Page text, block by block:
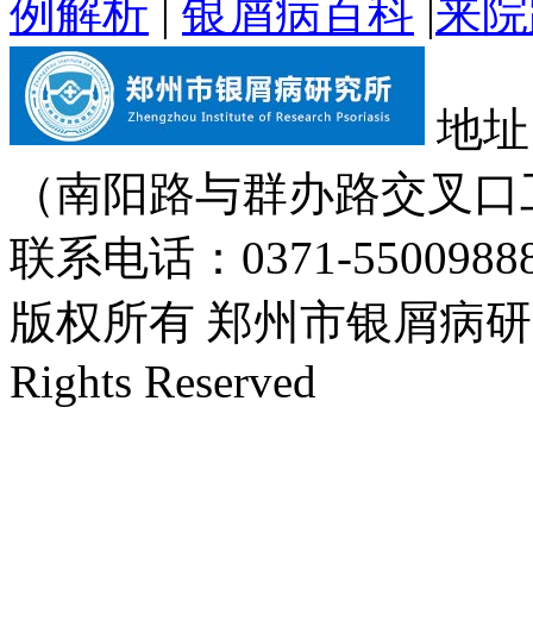
例解析 银屑病百科 来
地
（南阳路与群办路交叉
联系电话：0371-
版权所有 郑州市银屑病
Rights Reserved